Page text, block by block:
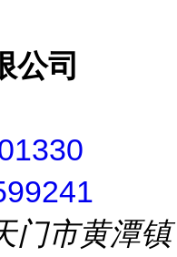
公司
门市黄潭镇